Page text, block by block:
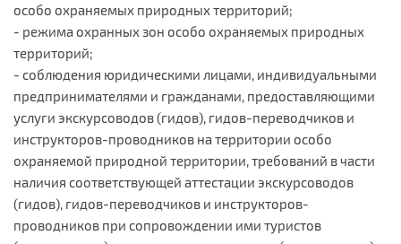
особо охраняемых природных территорий;
- режима охранных зон особо охраняемых природных
территорий;
- соблюдения юридическими лицами, индивидуальными
предпринимателями и гражданами, предоставляющими
услуги экскурсоводов (гидов), гидов-переводчиков и
инструкторов-проводников на территории особо
охраняемой природной территории, требований в части
наличия соответствующей аттестации экскурсоводов
(гидов), гидов-переводчиков и инструкторов-
проводников при сопровождении ими туристов